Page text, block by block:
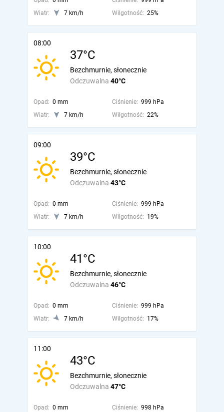
Wiatr:
7 km/h Wilgotność: 25%
08:00
37°C
Odczuwalna 40°C
Bezchmurnie, słonecznie
Opad: 0 mm Ciśnienie: 999 hPa
Wiatr:
7 km/h Wilgotność: 22%
09:00
39°C
Odczuwalna 43°C
Bezchmurnie, słonecznie
Opad: 0 mm Ciśnienie: 999 hPa
Wiatr:
7 km/h Wilgotność: 19%
10:00
41°C
Odczuwalna 46°C
Bezchmurnie, słonecznie
Opad: 0 mm Ciśnienie: 999 hPa
Wiatr:
7 km/h Wilgotność: 17%
11:00
43°C
Odczuwalna 47°C
Bezchmurnie, słonecznie
Opad: 0 mm Ciśnienie: 998 hPa